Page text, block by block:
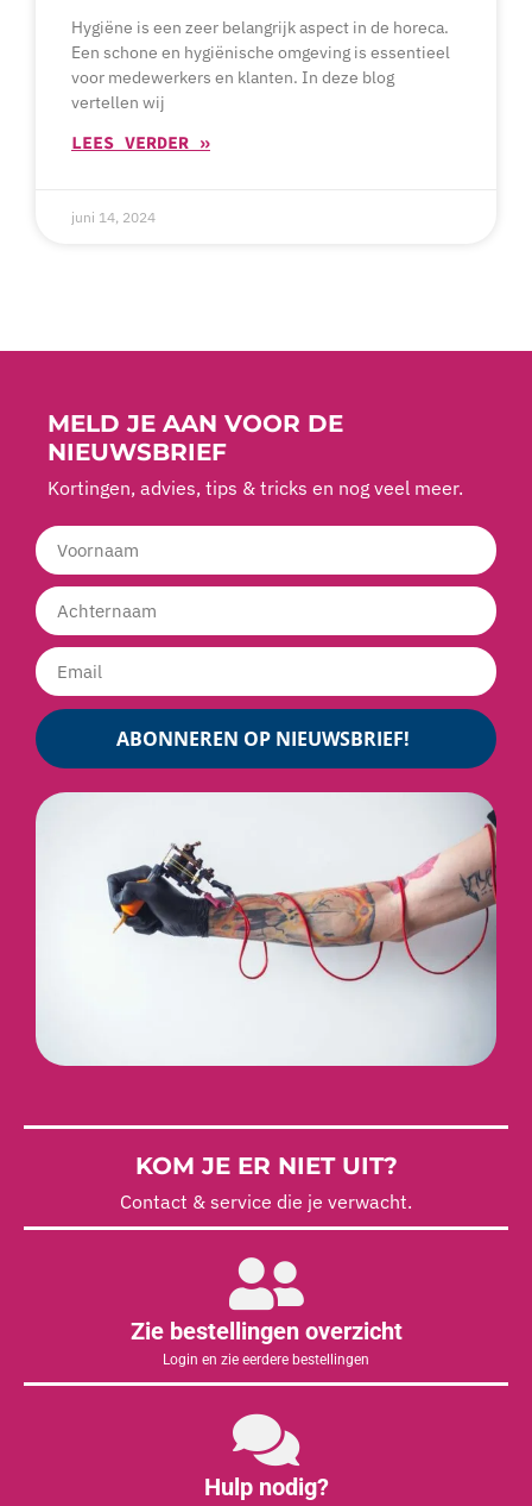
Hygiëne is een zeer belangrijk aspect in de horeca.
Een schone en hygiënische omgeving is essentieel
voor medewerkers en klanten. In deze blog
vertellen wij
LEES VERDER »
juni 14, 2024
MELD JE AAN VOOR DE
NIEUWSBRIEF
Kortingen, advies, tips & tricks en nog veel meer.
ABONNEREN OP NIEUWSBRIEF!
KOM JE ER NIET UIT?
Contact & service die je verwacht.
Zie bestellingen overzicht
Login en zie eerdere bestellingen
Hulp nodig?